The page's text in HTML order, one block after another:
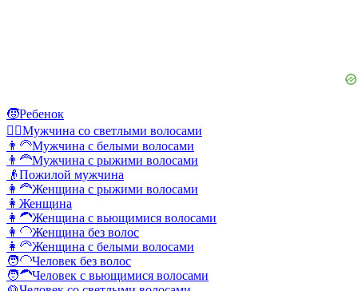
🧒Ребенок
👱‍♂️Мужчина со светлыми волосами
👨‍🦳Мужчина с белыми волосами
👨‍🦰Мужчина с рыжими волосами
👴Пожилой мужчина
👩‍🦰Женщина с рыжими волосами
👩 Женщина
👩‍🦱Женщина с вьющимися волосами
👩‍🦲Женщина без волос
👩‍🦳Женщина с белыми волосами
🧑‍🦲Человек без волос
🧑‍🦱Человек с вьющимися волосами